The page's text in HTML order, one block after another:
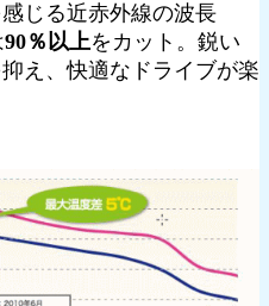
じる近赤外線の波長
90％以上をカット。鋭い
え、快適なドライブが楽